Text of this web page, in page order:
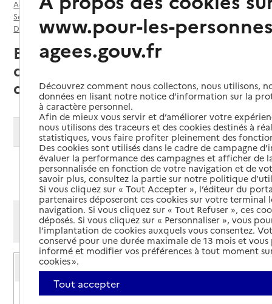
Accueil
Espace annuaire
Services autonomie à domicile (aide) par département
Drôme (26)
Service autonomie à domicile (aide)
Bourg-de-Péage (26300) : liste
des 2 services autonomie à
domicile (aide)
Modifier ma recherche
Ajouter cette recherche aux favoris
Afficher les résultats par:
Mode liste
Mode carte
Service autonomie à domicile (aide)
Auxiliaire de vie sociale
Adresse
Impasse du Verdon
www.pour-les-
agees.gouv.fr
Découvrez comment nous collectons, nous utilisons,
données en lisant notre notice d’information sur la
à caractère personnel.
Afin de mieux vous servir et d’améliorer votre
nous utilisons des traceurs et des cookies destinés à
statistiques, vous faire profiter pleinement des
Des cookies sont utilisés dans le cadre de campagne
évaluer la performance des campagnes et afficher de
personnalisée en fonction de votre navigation et de
savoir plus, consultez la partie sur notre politique
Si vous cliquez sur « Tout Accepter », l’éditeur du
partenaires déposeront ces cookies sur votre terminal
navigation. Si vous cliquez sur « Tout Refuser », ces
déposés. Si vous cliquez sur « Personnaliser », vous
l’implantation de cookies auxquels vous consentez.
conservé pour une durée maximale de 13 mois et
informé et modifier vos préférences à tout moment
cookies ».
Tout accepter